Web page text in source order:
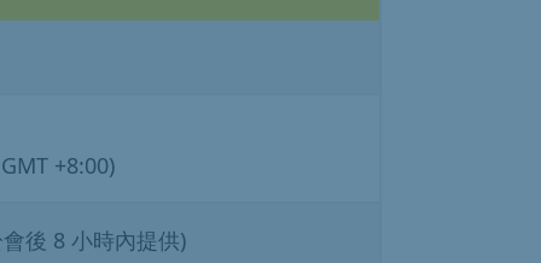
+8:00)
後 8 小時內提供)